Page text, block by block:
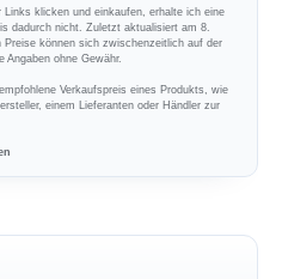
klicken und einkaufen, erhalte ich eine
dadurch nicht. Zuletzt aktualisiert am 8.
können sich zwischenzeitlich auf der
Angaben ohne Gewähr.
Verkaufspreis eines Produkts, wie
einem Lieferanten oder Händler zur